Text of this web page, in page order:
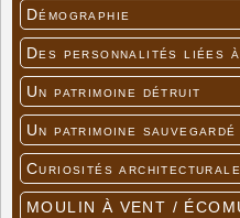
Démographie
Des personnalités liées
Un patrimoine détruit
Un patrimoine sauvegardé
Curiosités
MOULIN À VENT /